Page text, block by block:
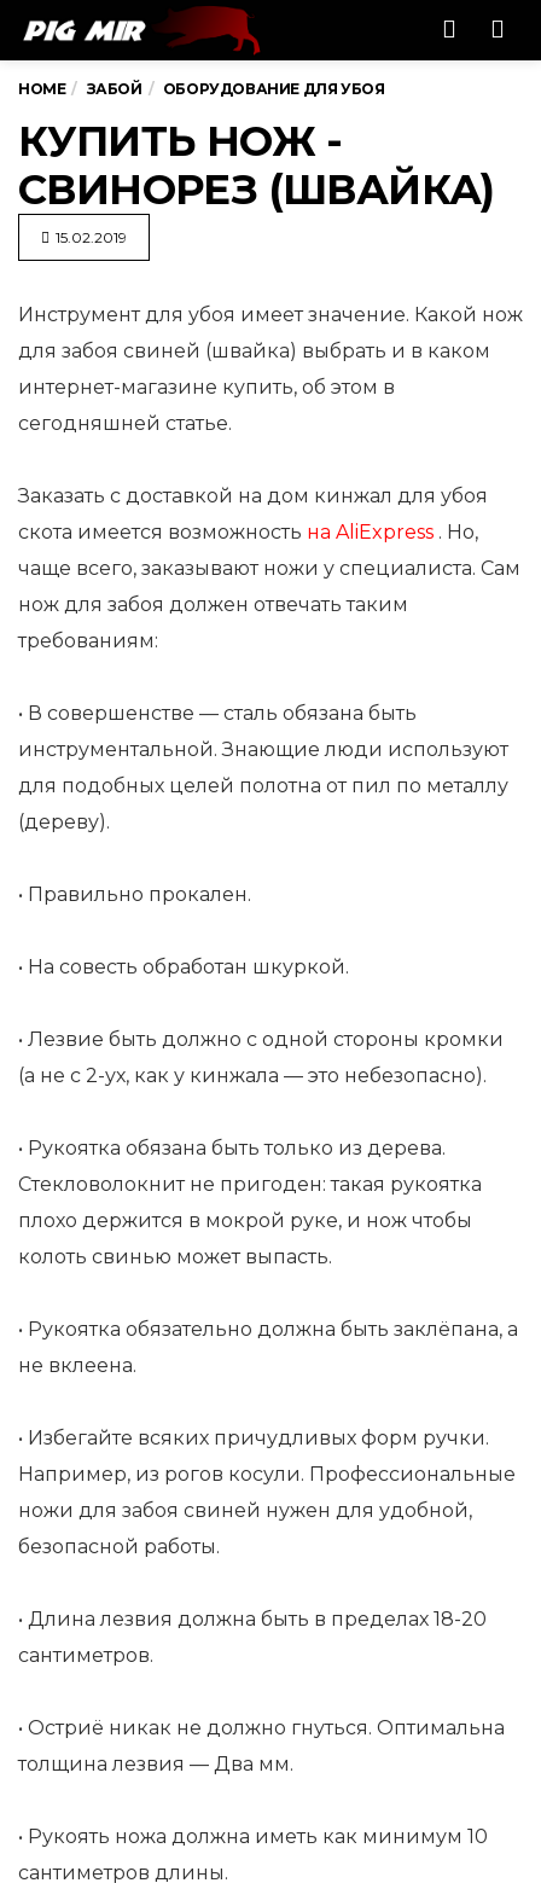
HOME ЗАБОЙ ОБОРУДОВАНИЕ ДЛЯ УБОЯ
КУПИТЬ НОЖ -
СВИНОРЕЗ (ШВАЙКА)
15.02.2019
Инструмент для убоя имеет значение. Какой нож
для забоя свиней (швайка) выбрать и в каком
интернет-магазине купить, об этом в
сегодняшней статье.
Заказать с доставкой на дом кинжал для убоя
скота имеется возможность на AliExpress . Но,
чаще всего, заказывают ножи у специалиста. Сам
нож для забоя должен отвечать таким
требованиям:
• В совершенстве — сталь обязана быть
инструментальной. Знающие люди используют
для подобных целей полотна от пил по металлу
(дереву).
• Правильно прокален.
• На совесть обработан шкуркой.
• Лезвие быть должно с одной стороны кромки
(а не с 2-ух, как у кинжала — это небезопасно).
• Рукоятка обязана быть только из дерева.
Стекловолокнит не пригоден: такая рукоятка
плохо держится в мокрой руке, и нож чтобы
колоть свинью может выпасть.
• Рукоятка обязательно должна быть заклёпана, а
не вклеена.
• Избегайте всяких причудливых форм ручки.
Например, из рогов косули. Профессиональные
ножи для забоя свиней нужен для удобной,
безопасной работы.
• Длина лезвия должна быть в пределах 18-20
сантиметров.
• Остриё никак не должно гнуться. Оптимальна
толщина лезвия — Два мм.
• Рукоять ножа должна иметь как минимум 10
сантиметров длины.